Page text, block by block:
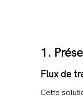
1.
Flux de
Cette